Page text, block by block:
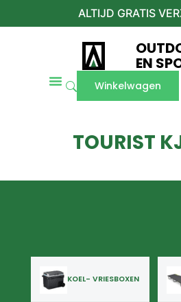
ALTIJD GRATIS
EN
Winkelwagen
TOURIST
KOEL- VRIESBOXEN